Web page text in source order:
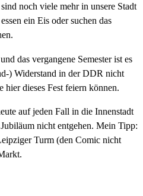
noch viele mehr in unsere Stadt
ein Eis oder suchen das
das vergangene Semester ist es
) Widerstand in der DDR nicht
dieses Fest feiern können.
auf jeden Fall in die Innenstadt
nicht entgehen. Mein Tipp:
Turm (den Comic nicht